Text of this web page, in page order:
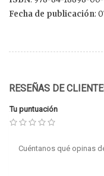
Fecha de publicación:
RESEÑAS DE
Tu puntuación